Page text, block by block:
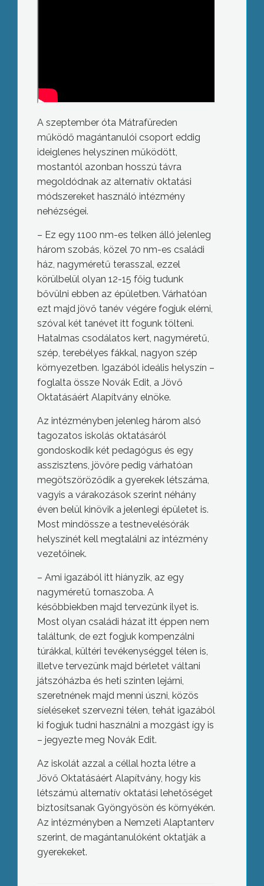
A szeptember óta Mátrafüreden
működő magántanulói csoport eddig
ideiglenes helyszínen működött,
mostantól azonban hosszú távra
megoldódnak az alternatív oktatási
módszereket használó intézmény
nehézségei.
– Ez egy 1100 nm-es telken álló jelenleg
három szobás, közel 70 nm-es családi
ház, nagyméretű terasszal, ezzel
körülbelül olyan 12-15 főig tudunk
bővülni ebben az épületben. Várhatóan
ezt majd jövő tanév végére fogjuk elérni,
szóval két tanévet itt fogunk tölteni.
Hatalmas csodálatos kert, nagyméretű,
szép, terebélyes fákkal, nagyon szép
környezetben. Igazából ideális helyszín –
foglalta össze Novák Edit, a Jövő
Oktatásáért Alapítvány elnöke.
Az intézményben jelenleg három alsó
tagozatos iskolás oktatásáról
gondoskodik két pedagógus és egy
asszisztens, jövőre pedig várhatóan
megötszöröződik a gyerekek létszáma,
vagyis a várakozások szerint néhány
éven belül kinövik a jelenlegi épületet is.
Most mindössze a testnevelésórák
helyszínét kell megtalálni az intézmény
vezetőinek.
– Ami igazából itt hiányzik, az egy
nagyméretű tornaszoba. A
későbbiekben majd tervezünk ilyet is.
Most olyan családi házat itt éppen nem
találtunk, de ezt fogjuk kompenzálni
túrákkal, kültéri tevékenységgel télen is,
illetve tervezünk majd bérletet váltani
játszóházba és heti szinten lejárni,
szeretnének majd menni úszni, közös
síeléseket szervezni télen, tehát igazából
ki fogjuk tudni használni a mozgást így is
– jegyezte meg Novák Edit.
Az iskolát azzal a céllal hozta létre a
Jövő Oktatásáért Alapítvány, hogy kis
létszámú alternatív oktatási lehetőséget
biztosítsanak Gyöngyösön és környékén.
Az intézményben a Nemzeti Alaptanterv
szerint, de magántanulóként oktatják a
gyerekeket.Kezdődik a krízisidőszak